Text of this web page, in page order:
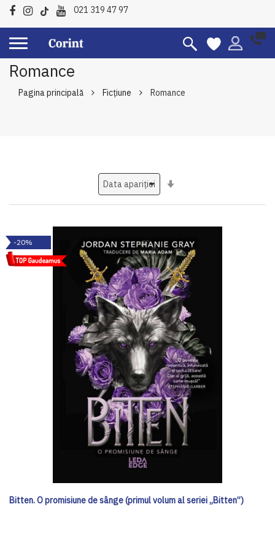
021 319 47 97
Romance
Pagina principală Ficțiune Romance
-20%
Bitten. O promisiune de sânge (primul volum al seriei „Bitten”)